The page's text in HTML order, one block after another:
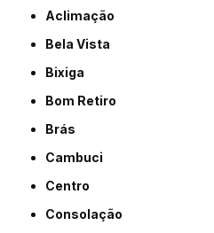
Aclimação
Bela Vista
Bixiga
Bom Retiro
Brás
Cambuci
Centro
Consolação